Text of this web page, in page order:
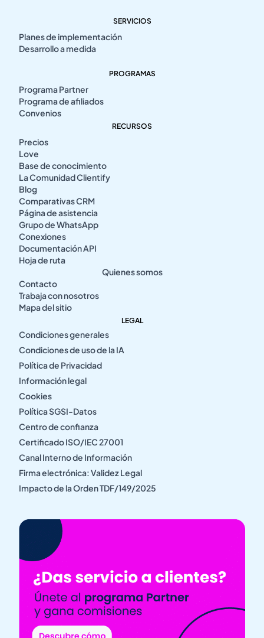
SERVICIOS
Planes de implementación
Desarrollo a medida
PROGRAMAS
Programa Partner
Programa de afiliados
Convenios
RECURSOS
Precios
Love
Base de conocimiento
La Comunidad Clientify
Blog
Comparativas CRM
Página de asistencia
Grupo de WhatsApp
Conexiones
Documentación API
Hoja de ruta
Quienes somos
Contacto
Trabaja con nosotros
Mapa del sitio
LEGAL
Condiciones generales
Condiciones de uso de la IA
Política de Privacidad
Información legal
Cookies
Política SGSI-Datos
Centro de confianza
Certificado ISO/IEC 27001
Canal Interno de Información
Firma electrónica: Validez Legal
Impacto de la Orden TDF/149/2025